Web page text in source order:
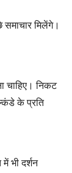
मिलेंगे।
चाहिए। निकट
के प्रति
भी दर्शन